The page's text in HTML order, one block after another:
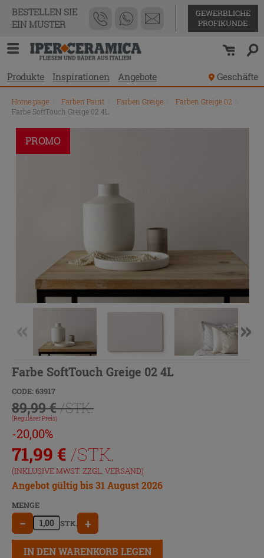
BESTELLEN SIE
EIN MUSTER
GEWERBLICHE
PROFIKUNDE
Produkte Inspirationen Angebote Geschäfte
Home page Farben Paint Farben Greige Farben Greige 02
Farbe SoftTouch Greige 02 4L
PROMO
Farbe SoftTouch Greige 02 4L
CODE: 63917
89,99 €/STK.
(Regulärer Preis)
-20,00%
71,99 € /STK.
(INKLUSIVE MWST. ZZGL. VERSAND)
Angebot gültig bis 31 August 2026
MENGE
− STK. +
IN DEN WARENKORB LEGEN